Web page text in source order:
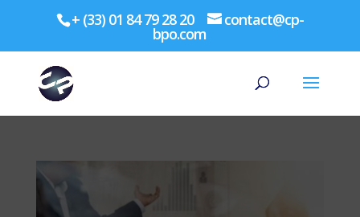
+ (33) 01 84 79 28 20 contact@cp-
bpo.com